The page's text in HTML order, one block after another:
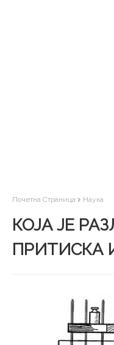
Почетна Страница Наука
КОЈА ЈЕ
ПРИТИСКА